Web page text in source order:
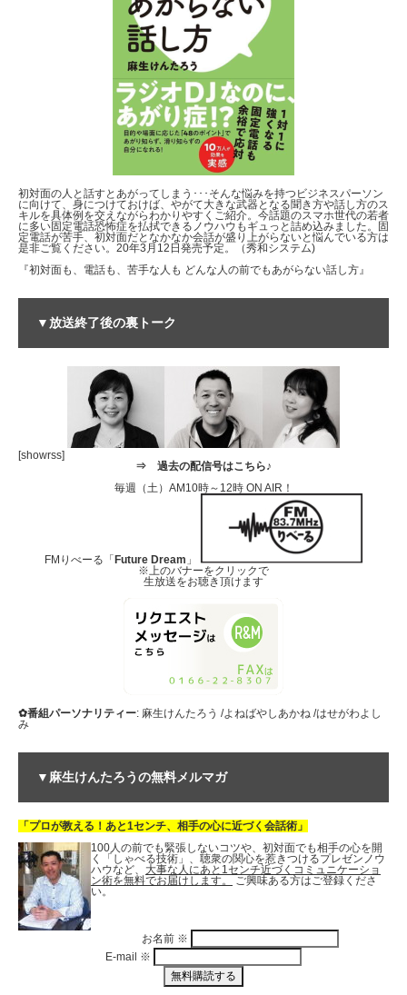
初対面の人と話すとあがってしまう･･･そんな悩みを持つビジネスパーソン
に向けて、身につけておけば、やがて大きな武器となる聞き方や話し方のス
キルを具体例を交えながらわかりやすくご紹介。今話題のスマホ世代の若者
に多い固定電話恐怖症を払拭できるノウハウもギュっと詰め込みました。固
定電話が苦手、初対面だとなかなか会話が盛り上がらないと悩んでいる方は
是非ご覧ください。20年3月12日発売予定。（秀和システム)
『初対面も、電話も、苦手な人も どんな人の前でもあがらない話し方』
▼放送終了後の裏トーク
[showrss]
⇒ 過去の配信号はこちら♪
毎週（土）AM10時～12時 ON AIR！
FMりべーる「 Future Dream 」
※上のバナーをクリックで
生放送をお聴き頂けます
✿番組パーソナリティー: 麻生けんたろう /よねばやしあかね /はせがわよし
み
▼麻生けんたろうの無料メルマガ
「プロが教える！あと1センチ、相手の心に近づく会話術」
100人の前でも緊張しないコツや、初対面でも相手の心を開
く「しゃべる技術」、聴衆の関心を惹きつけるプレゼンノウ
ハウなど、 大事な人にあと1センチ近づくコミュニケーショ
ン術を無料でお届けします。
ご興味ある方はご登録くださ
い。
お名前 ※
E-mail ※